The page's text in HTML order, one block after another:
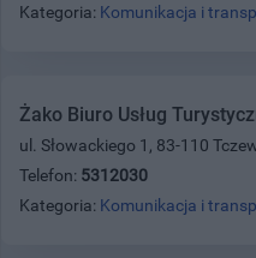
Kategoria: Komunikacja i
Żako Biuro Usług
ul. Słowackiego 1, 83-110
Telefon: 5312030
Kategoria: Komunikacja i